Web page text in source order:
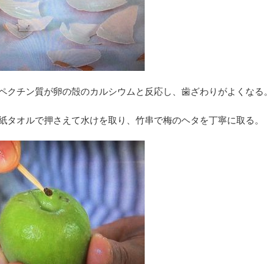
クチン質が卵の殻のカルシウムと反応し、歯ざわりがよくなる。
タオルで押さえて水けを取り、竹串で梅のヘタを丁寧に取る。